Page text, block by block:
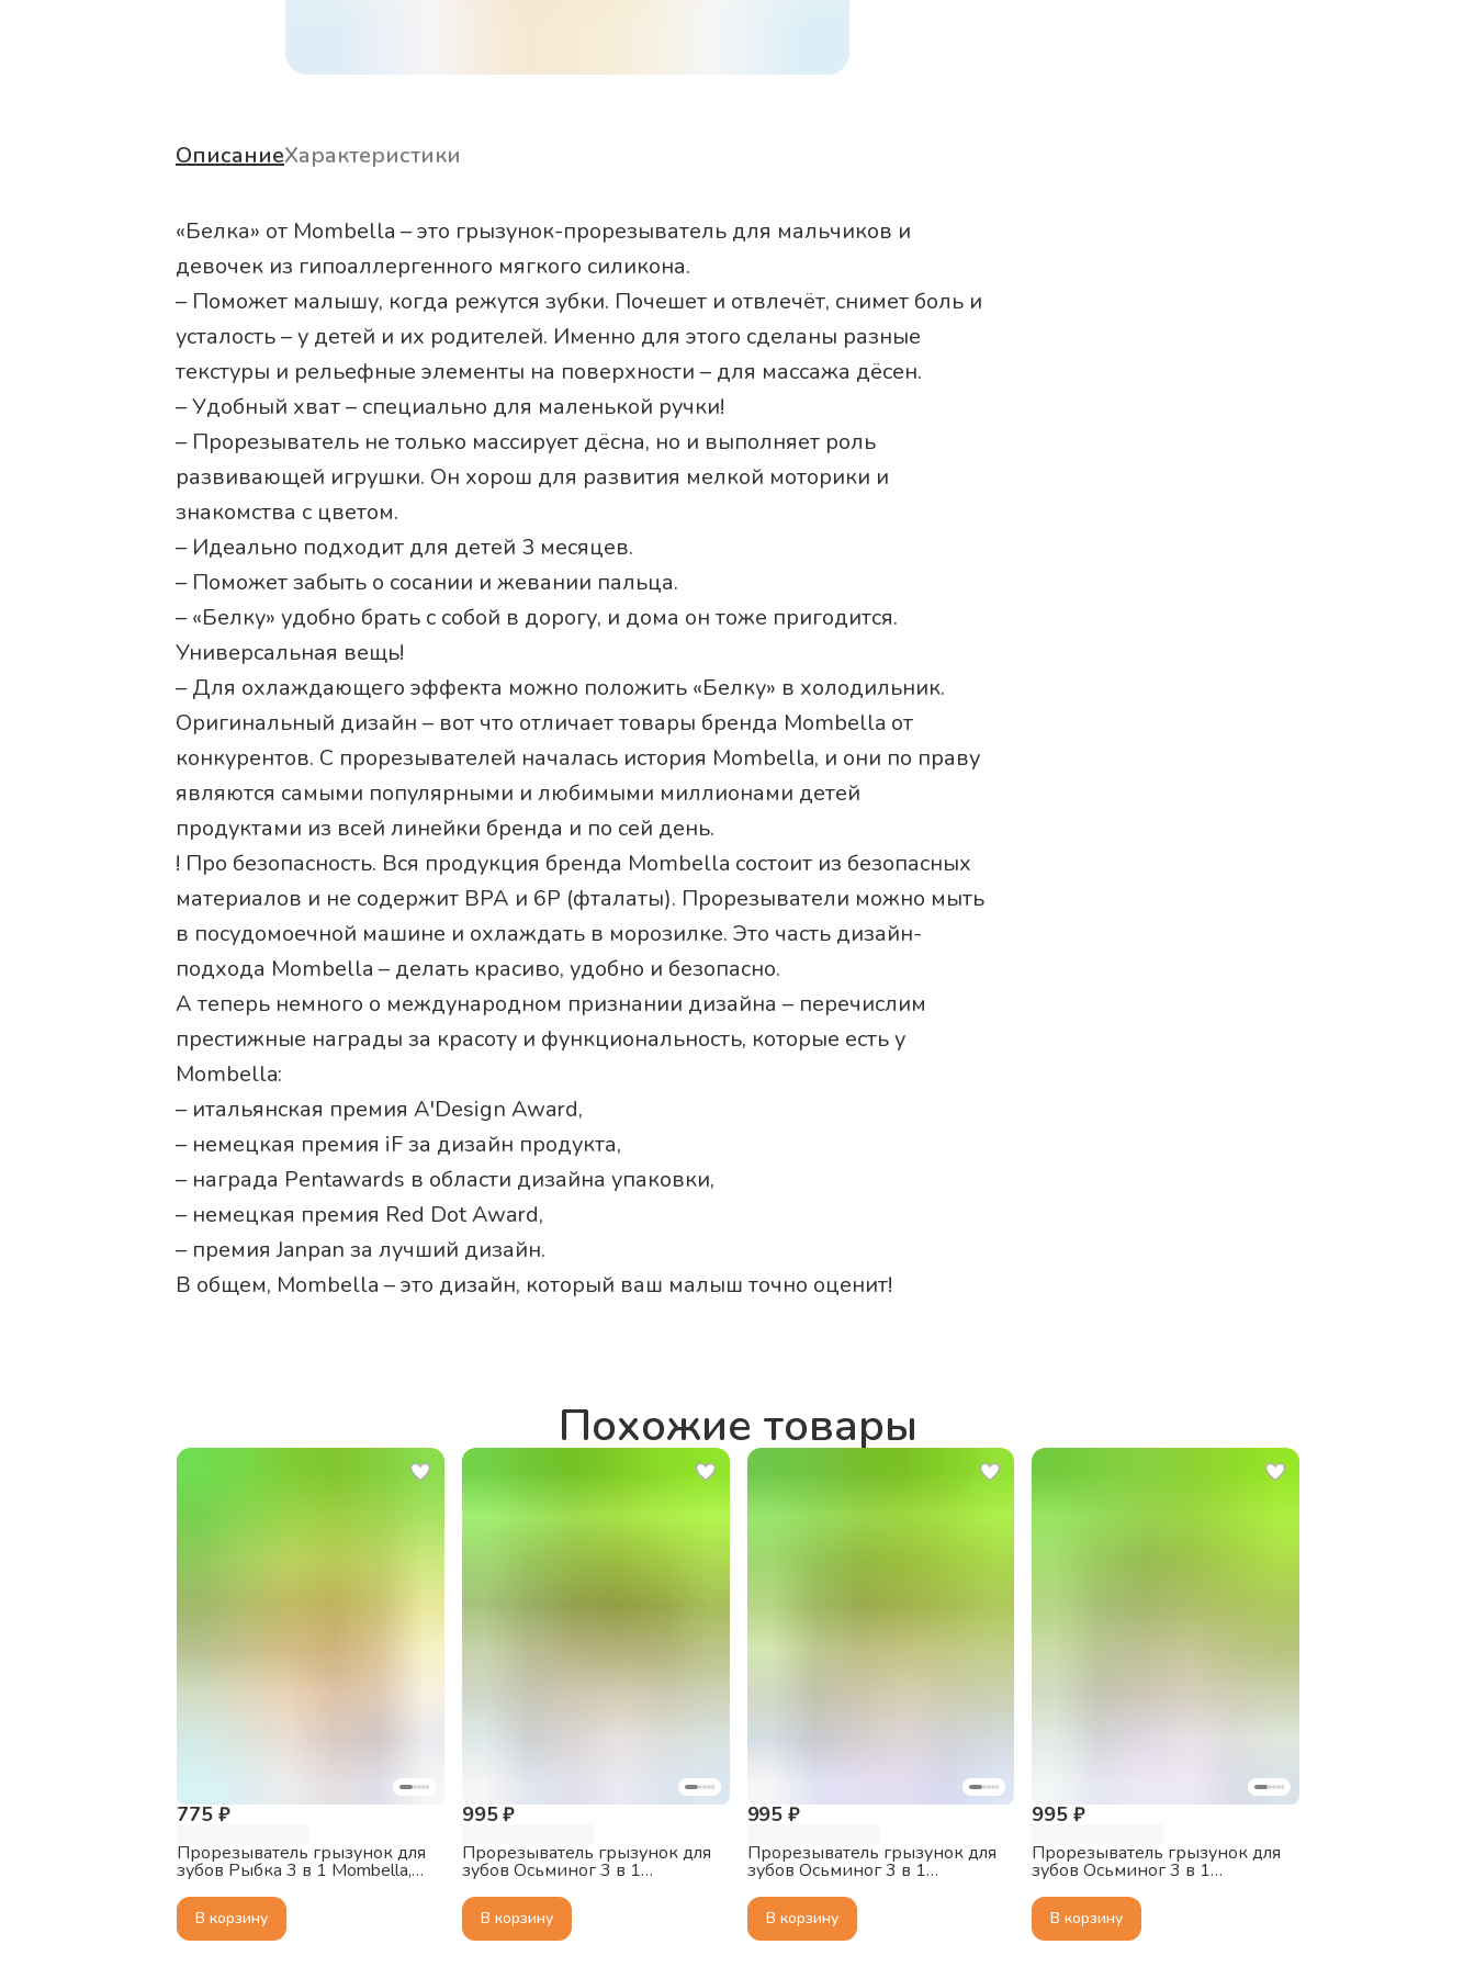
– итальянская премия A'Design Award,
– немецкая премия Red Dot Award,
– премия Janpan за лучший дизайн.
оценит!
ОписаниеХарактеристики
«Белка» от Mombella – это грызунок-прорезыватель для мальчиков и
девочек из гипоаллергенного мягкого силикона.
– Поможет малышу, когда режутся зубки. Почешет и отвлечёт, снимет боль и
усталость – у детей и их родителей. Именно для этого сделаны разные
текстуры и рельефные элементы на поверхности – для массажа дёсен.
– Удобный хват – специально для маленькой ручки!
– Прорезыватель не только массирует дёсна, но и выполняет роль
развивающей игрушки. Он хорош для развития мелкой моторики и
знакомства с цветом.
– Идеально подходит для детей 3 месяцев.
– Поможет забыть о сосании и жевании пальца.
– «Белку» удобно брать с собой в дорогу, и дома он тоже пригодится.
Универсальная вещь!
– Для охлаждающего эффекта можно положить «Белку» в холодильник.
Оригинальный дизайн – вот что отличает товары бренда Mombella от
конкурентов. С прорезывателей началась история Mombella, и они по праву
являются самыми популярными и любимыми миллионами детей
продуктами из всей линейки бренда и по сей день.
! Про безопасность. Вся продукция бренда Mombella состоит из безопасных
материалов и не содержит BPA и 6P (фталаты). Прорезыватели можно мыть
в посудомоечной машине и охлаждать в морозилке. Это часть дизайн-
подхода Mombella – делать красиво, удобно и безопасно.
А теперь немного о международном признании дизайна – перечислим
престижные награды за красоту и функциональность, которые есть у
Mombella:
– итальянская премия A'Design Award,
– немецкая премия iF за дизайн продукта,
– награда Pentawards в области дизайна упаковки,
– немецкая премия Red Dot Award,
– премия Janpan за лучший дизайн.
В общем, Мombella – это дизайн, который ваш малыш точно оценит!
Похожие товары
775 ₽
Прорезыватель грызунок для
зубов Рыбка 3 в 1 Mombella,
3+ мес., силиконовый, жёлтый
В корзину
995 ₽
Прорезыватель грызунок для
зубов Осьминог 3 в 1
Mombella, 3+ мес.,
силиконовый, красный
В корзину
995 ₽
Прорезыватель грызунок для
зубов Осьминог 3 в 1
Mombella, 3+ мес.,
силиконовый, оранжевый
В корзину
995 ₽
Прорезыватель грызунок для
зубов Осьминог 3 в 1
Mombella, 3+ мес.,
силиконовый, розовый
В корзину